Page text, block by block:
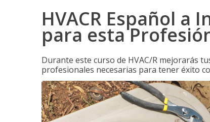
HVACR Español a
para esta
Durante este curso de HVAC/R mejorarás
profesionales necesarias para tener éxito